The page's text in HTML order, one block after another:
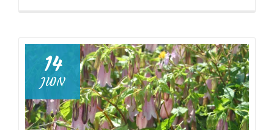
ptarmica
‘The
Pearl’
14
JUIN